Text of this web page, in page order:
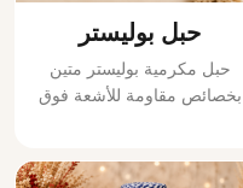
حبل بوليستر
حبل مكرمية بوليستر متين
بخصائص مقاومة للأشعة فوق
الاستخدام الخارجي والمنتجات